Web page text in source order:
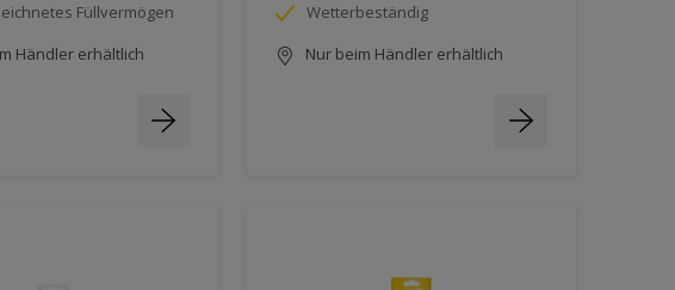
Füllvermögen
Händler erhältlich
Wetterbeständig
Nur beim Händler erhältlich